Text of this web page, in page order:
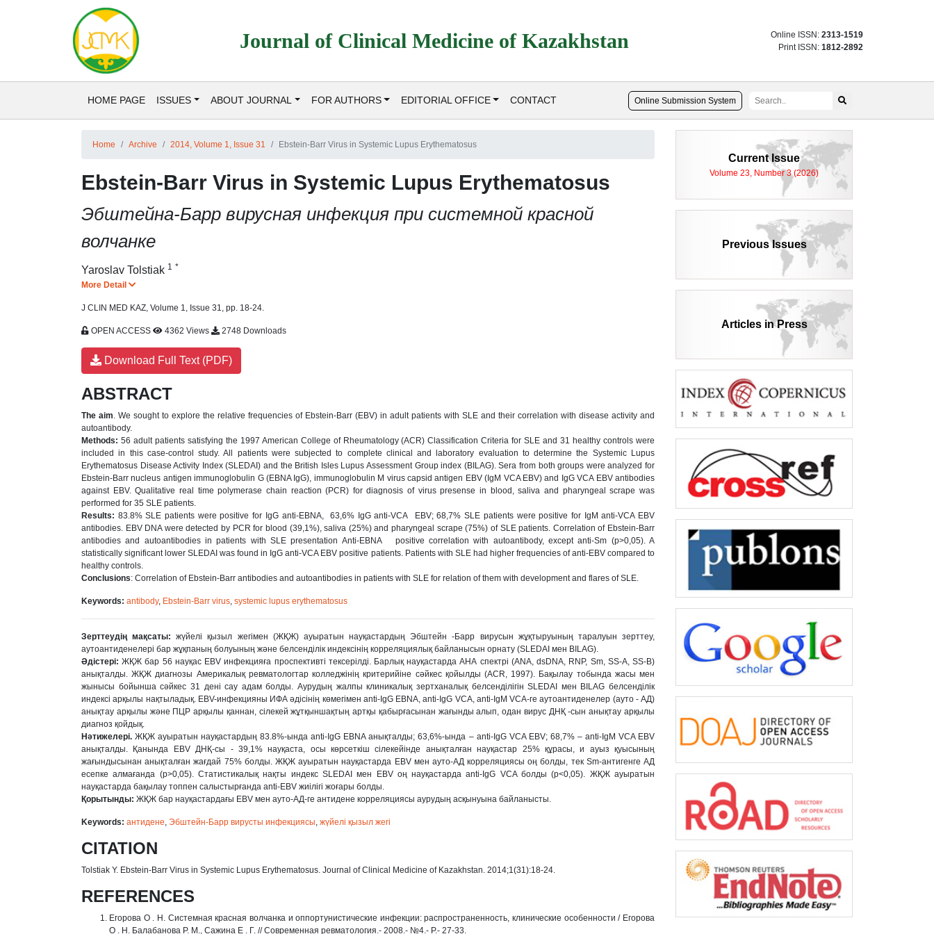
Journal of Clinical Medicine of Kazakhstan Online ISSN: 2313-1519
Print ISSN: 1812-2892
HOME PAGE ISSUES ABOUT JOURNAL FOR AUTHORS EDITORIAL OFFICE CONTACT Online Submission System
Home Archive 2014, Volume 1, Issue 31 Ebstein-Barr Virus in Systemic Lupus Erythematosus
Ebstein-Barr Virus in Systemic Lupus Erythematosus
Эбштейна-Барр вирусная инфекция при системной красной
волчанке
Yaroslav Tolstiak 1 *
More Detail
J CLIN MED KAZ, Volume 1, Issue 31, pp. 18-24.
OPEN ACCESS 4362 Views 2748 Downloads
Download Full Text (PDF)
ABSTRACT
The aim. We sought to explore the relative frequencies of Ebstein-Barr (EBV) in adult patients with SLE and their correlation with disease activity and
autoantibody.
Methods: 56 adult patients satisfying the 1997 American College of Rheumatology (ACR) Classification Criteria for SLE and 31 healthy controls were
included in this case-control study. All patients were subjected to complete clinical and laboratory evaluation to determine the Systemic Lupus
Erythematosus Disease Activity Index (SLEDAI) and the British Isles Lupus Assessment Group index (BILAG). Sera from both groups were analyzed for
Ebstein-Barr nucleus antigen immunoglobulin G (EBNA IgG), immunoglobulin M virus capsid antigen EBV (IgM VCA EBV) and IgG VCA EBV antibodies
against EBV. Qualitative real time polymerase chain reaction (PCR) for diagnosis of virus presense in blood, saliva and pharyngeal scrape was
performed for 35 SLE patients.
Results: 83.8% SLE patients were positive for IgG anti-EBNA, 63,6% IgG anti-VCA EBV; 68,7% SLE patients were positive for IgM anti-VCA EBV
antibodies. EBV DNA were detected by PCR for blood (39,1%), saliva (25%) and pharyngeal scrape (75%) of SLE patients. Correlation of Ebstein-Barr
antibodies and autoantibodies in patients with SLE presentation Anti-EBNA positive correlation with аutoantibody, except anti-Sm (р>0,05). A
statistically significant lower SLEDAI was found in IgG anti-VCA EBV positive patients. Patients with SLE had higher frequencies of anti-EBV compared to
healthy controls.
Conclusions: Correlation of Ebstein-Barr antibodies and autoantibodies in patients with SLE for relation of them with development and flares of SLE.
Keywords: antibody, Ebstein-Barr virus, systemic lupus erythematosus
Зерттеудің мақсаты: жүйелі қызыл жегімен (ЖҚЖ) ауыратын науқастардың Эбштейн -Барр вирусын жұқтыруының таралуын зерттеу,
аутоантиденелері бар жұқпаның болуының жəне белсенділік индексінің корреляциялық байланысын орнату (SLEDAI мен BILAG).
Əдістері: ЖҚЖ бар 56 науқас ЕBV инфекцияға проспективті тексерілді. Барлық науқастарда АНА спектрі (ANA, dsDNA, RNP, Sm, SS-A, SS-B)
анықталды. ЖҚЖ диагнозы Америкалық ревматологтар колледжінің критерийіне сəйкес қойылды (АСR, 1997). Бақылау тобында жасы мен
жынысы бойынша сəйкес 31 дені сау адам болды. Аурудың жалпы клиникалық зертханалық белсенділігін SLEDAI мен BILAG белсенділік
индексі арқылы нақтыладық. ЕВV-инфекцияны ИФА əдісінің көмегімен anti-IgG EBNA, anti-IgG VCA, anti-IgM VCA-ге аутоантиденелер (ауто - АД)
анықтау арқылы жəне ПЦР арқылы қаннан, сілекей жұтқыншақтың артқы қабырғасынан жағынды алып, одан вирус ДНҚ -сын анықтау арқылы
диагноз қойдық.
Нəтижелері. ЖҚЖ ауыратын науқастардың 83.8%-ында anti-IgG EBNA анықталды; 63,6%-ында – anti-IgG VCA EBV; 68,7% – anti-IgM VCA EBV
анықталды. Қанында EBV ДНҚ-сы - 39,1% науқаста, осы көрсеткіш сілекейінде анықталған науқастар 25% құрасы, и ауыз қуысының
жағындысынан анықталған жағдай 75% болды. ЖҚЖ ауыратын науқастарда EBV мен ауто-АД корреляциясы оң болды, тек Sm-антигенге АД
есепке алмағанда (р>0,05). Статистикалық нақты индекс SLEDAI мен EBV оң науқастарда anti-IgG VCA болды (р<0,05). ЖҚЖ ауыратын
науқастарда бақылау топпен салыстырғанда anti-EBV жиілігі жоғары болды.
Қорытынды: ЖҚЖ бар науқастардағы EBV мен ауто-АД-ге антидене корреляциясы аурудың асқынуына байланысты.
Keywords: антидене, Эбштейн-Барр вирусты инфекциясы, жүйелі қызыл жегі
CITATION
Tolstiak Y. Ebstein-Barr Virus in Systemic Lupus Erythematosus. Journal of Clinical Medicine of Kazakhstan. 2014;1(31):18-24.
REFERENCES
Егорова О . Н. Системная красная волчанка и оппортунистические инфекции: распространенность, клинические особенности / Егорова
О . Н. Балабанова Р. М., Сажина Е . Г. // Современная ревматология.- 2008.- №4.- Р.- 27-33.
Current Issue
Volume 23, Number 3 (2026)
Previous Issues
Articles in Press